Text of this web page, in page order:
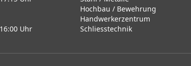
Uhr
Hochbau / Bewehrung
Handwerkerzentrum
Schliesstechnik